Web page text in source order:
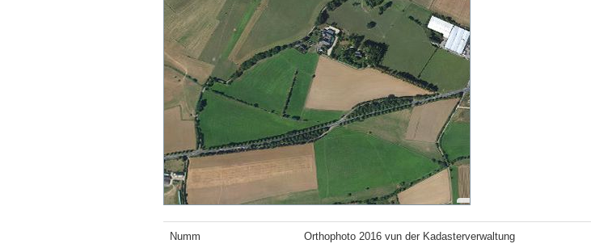
Numm Orthophoto 2016 vun der Kadasterverwaltung